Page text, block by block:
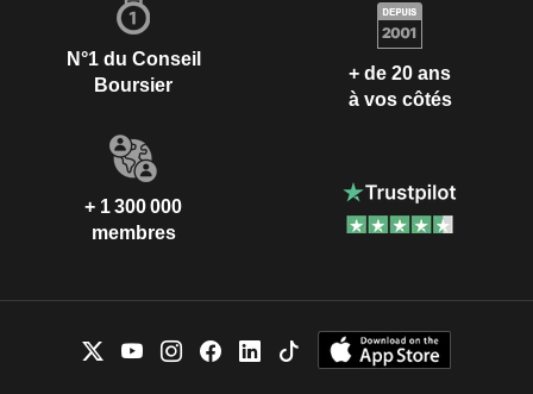
N°1 du Conseil
Boursier
+ de 20 ans
à vos côtés
+ 1 300 000
membres